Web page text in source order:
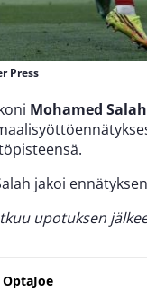
Press
Mohamed Salah
jakoi
upotuksen
OptaJoe